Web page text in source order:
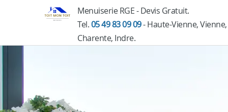
Menuiserie RGE - Devis Gratuit.
Tel.05 49 83 09 09- Haute-Vienne, Vienne,
Charente, Indre.